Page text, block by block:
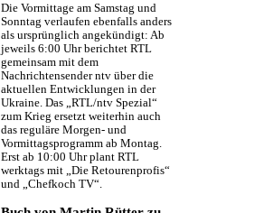
Die Vormittage am Samstag und
Sonntag verlaufen ebenfalls anders
als ursprünglich angekündigt: Ab
jeweils 6:00 Uhr berichtet RTL
gemeinsam mit dem
Nachrichtensender ntv über die
aktuellen Entwicklungen in der
Ukraine. Das „RTL/ntv Spezial“
zum Krieg ersetzt weiterhin auch
das reguläre Morgen- und
Vormittagsprogramm ab Montag.
Erst ab 10:00 Uhr plant RTL
werktags mit „Die Retourenprofis“
und „Chefkoch TV“.